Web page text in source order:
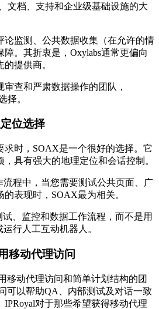
文档、支持和企业级基础设施的大
论监测、公共数据收集（在允许的情
。其折衷是，Oxylabs通常更偏向
提供商。
查和严肃数据操作的团队，
择。
位选择
求时，SOAX是一个很好的选择。它
具有强大的地理定位和会话控制。
流程中，当您需要测试公共页面、广
表现时，SOAX最为相关。
、监控和数据工作流程，而不是用
行人工互动机器人。
移动代理访问
移动代理访问和简单计划结构的团
可以帮助QA、内部测试及对话一致
对于那些希望获得移动代理